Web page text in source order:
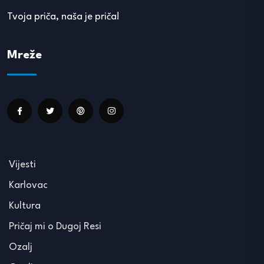
Tvoja priča, naša je priča!
Mreže
Vijesti
Karlovac
Kultura
Pričaj mi o Dugoj Resi
Ozalj